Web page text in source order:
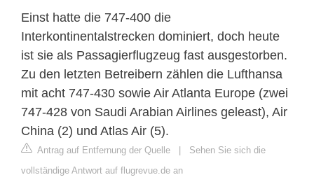
Einst hatte die 747-400 die
Interkontinentalstrecken dominiert, doch heute
ist sie als Passagierflugzeug fast ausgestorben.
Zu den letzten Betreibern zählen die Lufthansa
mit acht 747-430 sowie Air Atlanta Europe (zwei
747-428 von Saudi Arabian Airlines geleast), Air
China (2) und Atlas Air (5).
Antrag auf Entfernung der Quelle | Sehen Sie sich die
vollständige Antwort auf flugrevue.de an